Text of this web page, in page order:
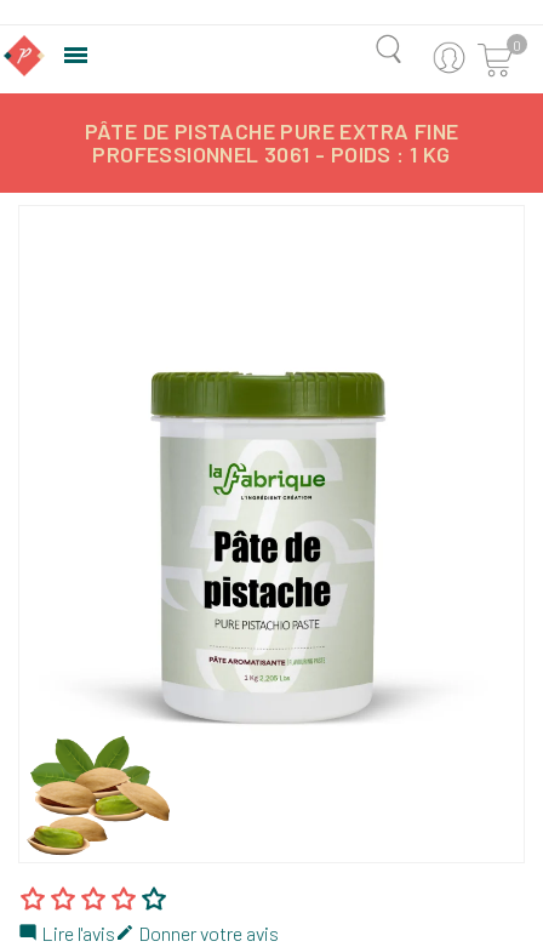
 0
PÂTE DE PISTACHE PURE EXTRA FINE
PROFESSIONNEL 3061 - POIDS : 1 KG
 Lire l'avis Donner votre avis